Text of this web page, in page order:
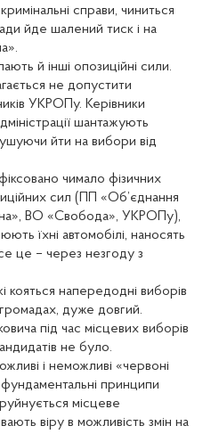
справи, чиниться
йде шалений тиск і на
й інші опозиційні сили.
не допустити
УКРОПу. Керівники
шантажують
йти на вибори від
чимало фізичних
сил (ПП «Об’єднання
ВО «Свобода», УКРОПу),
їхні автомобілі, наносять
це – через незгоду з
кояться напередодні виборів
дуже довгий.
під час місцевих виборів
не було.
і неможливі «червоні
фундаментальні принципи
місцеве
віру в можливість змін на